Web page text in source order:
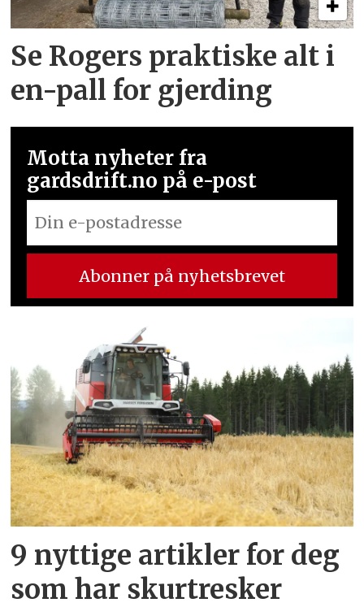
Se Rogers praktiske alt i
en-pall for gjerding
Motta nyheter fra
gardsdrift.no på e-post
9 nyttige artikler for deg
som har skurtresker